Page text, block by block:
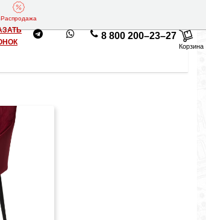
Распродажа
8 800 200–23–27
Корзина